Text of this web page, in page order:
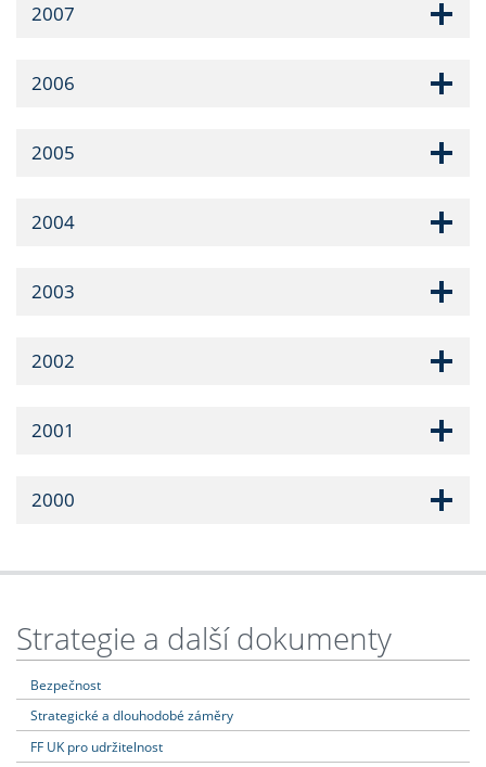
2007
2006
2005
2004
2003
2002
2001
2000
Strategie a další dokumenty
Bezpečnost
Strategické a dlouhodobé záměry
FF UK pro udržitelnost